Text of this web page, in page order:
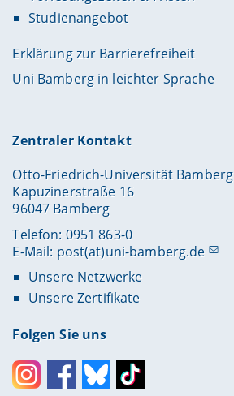
Studienangebot
Erklärung zur Barrierefreiheit
Uni Bamberg in leichter Sprache
Zentraler Kontakt
Otto-Friedrich-Universität Bamberg
Kapuzinerstraße 16
96047 Bamberg
Telefon: 0951 863-0
E-Mail: post(at)uni-bamberg.de
Unsere Netzwerke
Unsere Zertifikate
Folgen Sie uns